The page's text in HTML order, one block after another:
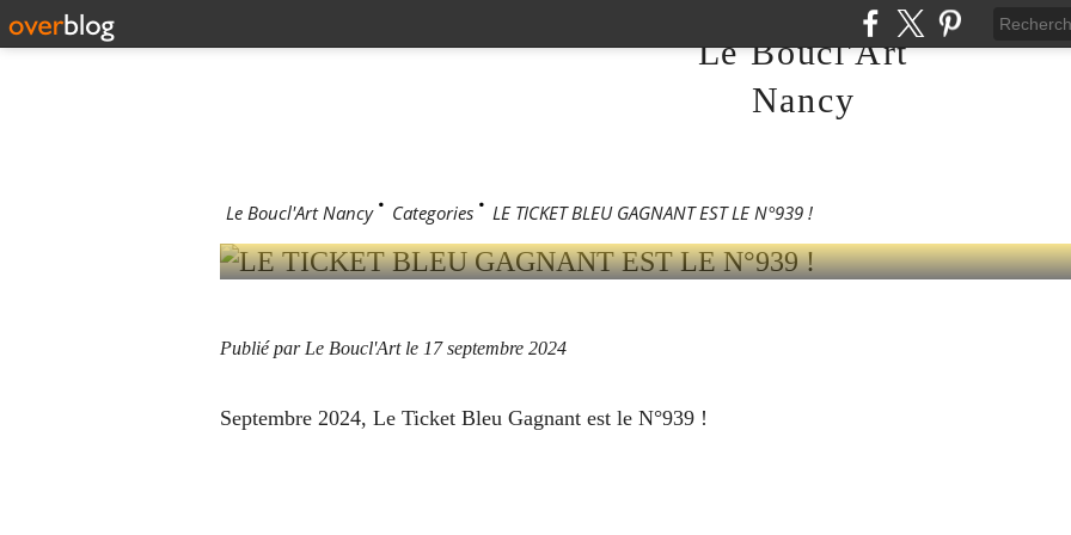
Le Boucl'Art
Nancy
Le Boucl'Art Nancy > Categories > LE TICKET BLEU GAGNANT EST LE N°939 !
LE TICKET BLEU GAGNANT EST
Publié par Le Boucl'Art le 17 septembre 2024
Septembre 2024, Le Ticket Bleu Gagnant est le N°939 !